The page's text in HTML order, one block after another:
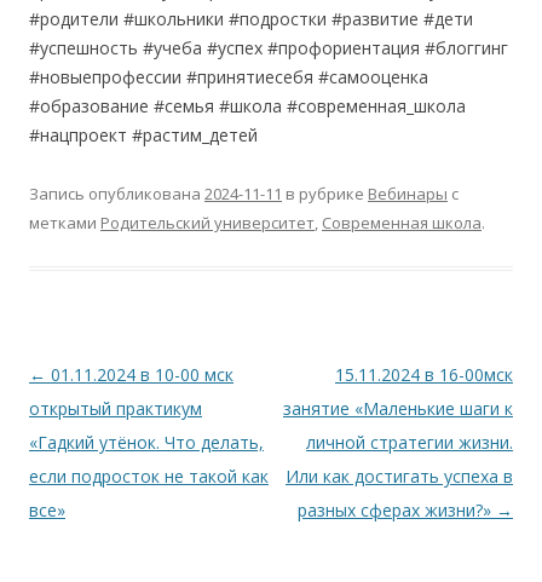
#родители #школьники #подростки #развитие #дети
#успешность #учеба #успех #профориентация #блоггинг
#новыепрофессии #принятиесебя #самооценка
#образование #семья #школа #современная_школа
#нацпроект #растим_детей
Запись опубликована 2024-11-11 в рубрике Вебинары с
метками Родительский университет, Современная школа.
Навигация
по
записям
← 01.11.2024 в 10-00 мск
открытый практикум
«Гадкий утёнок. Что делать,
если подросток не такой как
все»
15.11.2024 в 16-00мск
занятие «Маленькие шаги к
личной стратегии жизни.
Или как достигать успеха в
разных сферах жизни?» →